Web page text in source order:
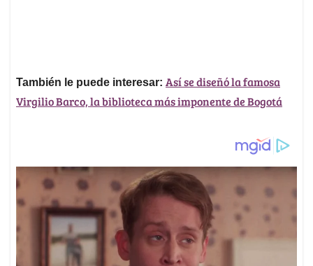
También le puede interesar: Así se diseñó la famosa
Virgilio Barco, la biblioteca más imponente de Bogotá